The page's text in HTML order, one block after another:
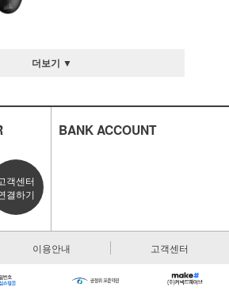
더보기 ▼
객센터
결하기
BANK ACCOUNT
이용안내 고객센터